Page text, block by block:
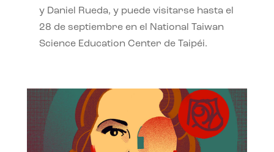
y Daniel Rueda, y puede visitarse hasta el
28 de septiembre en el National Taiwan
Science Education Center de Taipéi.